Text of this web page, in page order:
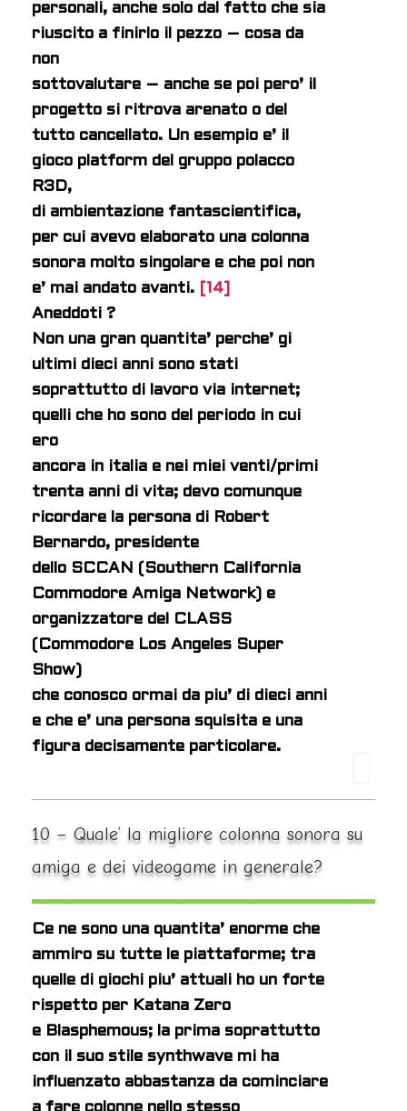
personali, anche solo dal fatto che sia
riuscito a finirlo il pezzo – cosa da
non
sottovalutare – anche se poi pero’ il
progetto si ritrova arenato o del
tutto cancellato. Un esempio e’ il
gioco platform del gruppo polacco
R3D,
di ambientazione fantascientifica,
per cui avevo elaborato una colonna
sonora molto singolare e che poi non
e’ mai andato avanti.
[14]
Aneddoti ?
Non una gran quantita’ perche’ gi
ultimi dieci anni sono stati
soprattutto di lavoro via internet;
quelli che ho sono del periodo in cui
ero
ancora in italia e nei miei venti/primi
trenta anni di vita; devo comunque
ricordare la persona di Robert
Bernardo, presidente
dello SCCAN (Southern California
Commodore Amiga Network) e
organizzatore del CLASS
(Commodore Los Angeles Super
Show)
che conosco ormai da piu’ di dieci anni
e che e’ una persona squisita e una
figura decisamente particolare.
10 – Quale’ la migliore colonna sonora su
amiga e dei videogame in generale?
Ce ne sono una quantita’ enorme che
ammiro su tutte le piattaforme; tra
quelle di giochi piu’ attuali ho un forte
rispetto per Katana Zero
e Blasphemous; la prima soprattutto
con il suo stile synthwave mi ha
influenzato abbastanza da cominciare
a fare colonne nello stesso